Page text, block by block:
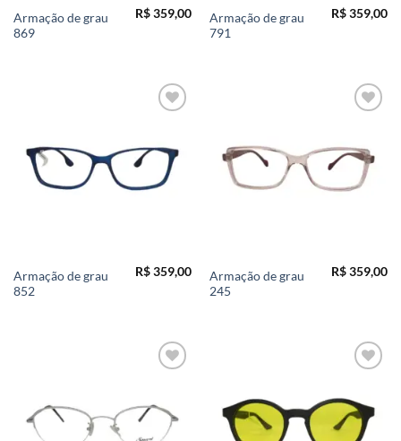
Armação de grau
869
R$359,00
Armação de grau
791
R$359,00
Armação de grau
852
R$359,00
Armação de grau
245
R$359,00